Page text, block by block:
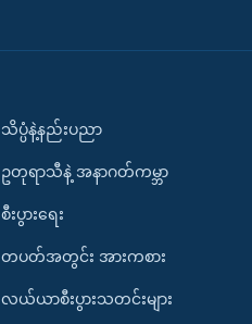
သိပ္ပံနဲ့နည်းပညာ
ဥတုရာသီနဲ့ အနာဂတ်ကမ္ဘာ
စီးပွားရေး
တပတ်အတွင်း အားကစား
လယ်ယာစီးပွားသတင်းများ